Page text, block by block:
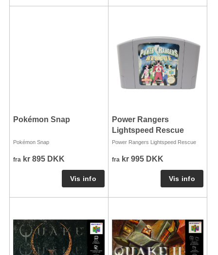
Pokémon Snap
Pokémon Snap
fra kr 895 DKK
Power Rangers
Lightspeed Rescue
Power Rangers Lightspeed Rescue
fra kr 995 DKK